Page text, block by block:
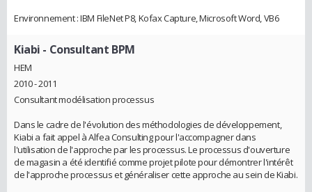
Environnement : IBM FileNet P8, Kofax Capture, Microsoft Word, VB6
Kiabi - Consultant BPM
HEM
2010 - 2011
Consultant modélisation processus
Dans le cadre de l'évolution des méthodologies de développement,
Kiabi a fait appel à Alfea Consulting pour l'accompagner dans
l'utilisation de l'approche par les processus. Le processus d'ouverture
de magasin a été identifié comme projet pilote pour démontrer l'intérêt
de l'approche processus et généraliser cette approche au sein de Kiabi.